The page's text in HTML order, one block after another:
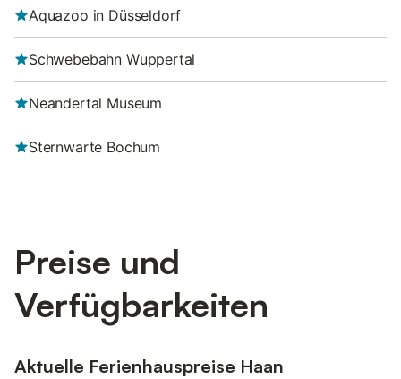
Aquazoo in Düsseldorf
Schwebebahn Wuppertal
Neandertal Museum
Sternwarte Bochum
Preise und
Verfügbarkeiten
Aktuelle Ferienhauspreise Haan